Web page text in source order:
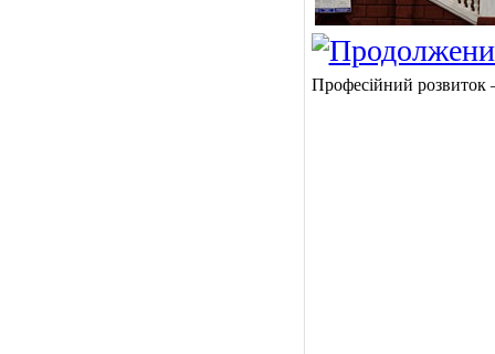
Професійний розвиток